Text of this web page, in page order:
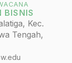
BISNIS
Kec.
Tengah,